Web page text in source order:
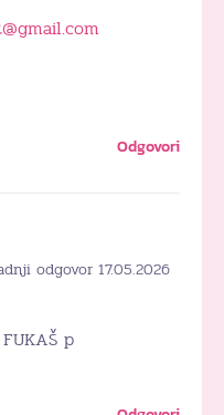
Odgovori
odgovor 17.05.2026
p